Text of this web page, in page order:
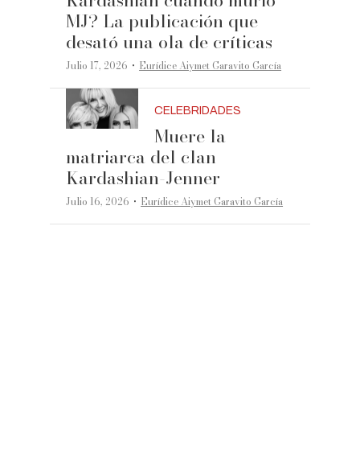
MJ? La publicación que
desató una ola de críticas
Julio 17, 2026 ·Eurídice Aiymet Garavito García
CELEBRIDADES
Muere la
matriarca del clan
Kardashian-Jenner
Julio 16, 2026 ·Eurídice Aiymet Garavito García